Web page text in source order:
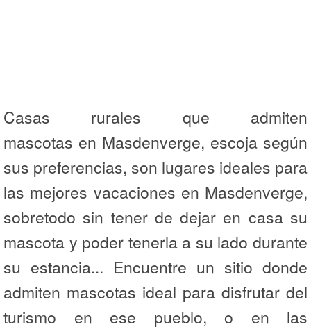
Casas rurales que admiten
mascotas en Masdenverge, escoja según
sus preferencias, son lugares ideales para
las mejores vacaciones en Masdenverge,
sobretodo sin tener de dejar en casa su
mascota y poder tenerla a su lado durante
su estancia... Encuentre un sitio donde
admiten mascotas ideal para disfrutar del
turismo en ese pueblo, o en las